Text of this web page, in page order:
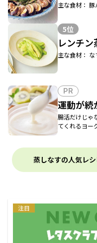
主な食材：
5位
レンチン
主な食材： な
PR
運動が
腸活だけじゃ
てくれるヨー
蒸しなすの人気レ
注目